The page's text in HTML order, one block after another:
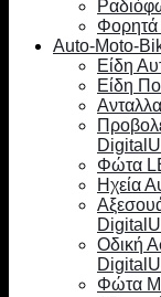
Auto-Moto-
Είδη
Είδη
Φώτα
Ηχεία
Οδική
Φώτα